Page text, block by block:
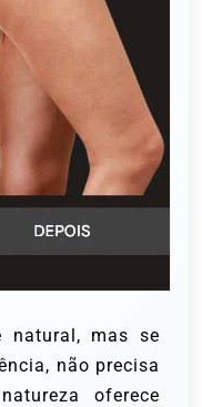
natural, mas se
não precisa
oferece